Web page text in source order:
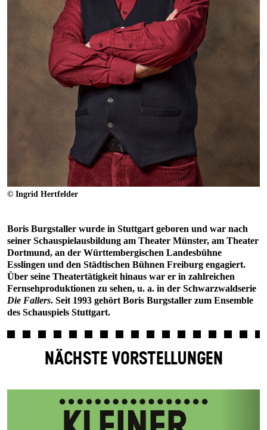
© Ingrid Hertfelder
Boris Burgstaller wurde in Stuttgart geboren und war nach
seiner Schauspielausbildung am Theater Münster, am Theater
Dortmund, an der Württembergischen Landesbühne
Esslingen und den Städtischen Bühnen Freiburg engagiert.
Über seine Theatertätigkeit hinaus war er in zahlreichen
Fernsehproduktionen zu sehen, u. a. in der Schwarzwaldserie
Die Fallers. Seit 1993 gehört Boris Burgstaller zum Ensemble
des Schauspiels Stuttgart.
NÄCHSTE VORSTELLUNGEN